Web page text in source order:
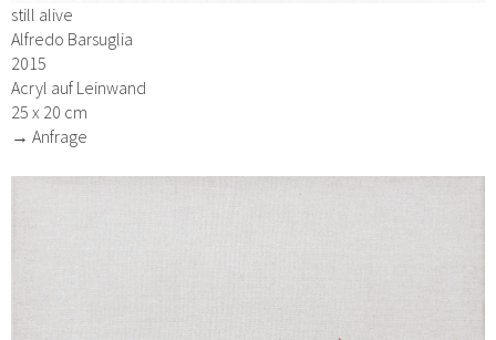
still alive
Alfredo Barsuglia
2015
Acryl auf Leinwand
25 x 20 cm
→ Anfrage